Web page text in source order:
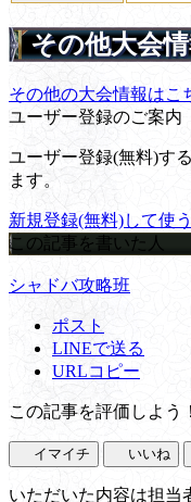
その他大会
その他の大会情報はこ
ユーザー登録のご案内
ユーザー登録(無料)す
ます。
新規登録(無料)して使う
この記事を書いた人
シャドバ攻略班
ポスト
LINEで送る
URLコピー
この記事を評価しよう！
イマイチ いいね
いただいた内容は担当